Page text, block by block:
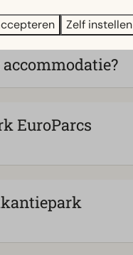
EuroParcs
Zelf instellen